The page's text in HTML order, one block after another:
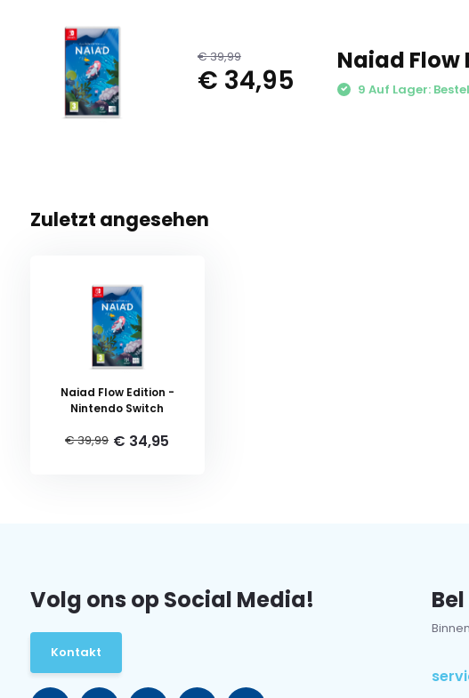
€ 39,99
€ 34,95
Naiad
9 Auf Lager:
Zuletzt angesehen
Naiad Flow Edition -
Nintendo Switch
€ 39,99 € 34,95
Volg ons op Social Media!
Kontakt